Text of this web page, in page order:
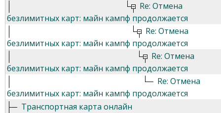
Re: Отмена
безлимитных карт: майн кампф продолжается
Re: Отмена
безлимитных карт: майн кампф продолжается
Re: Отмена
безлимитных карт: майн кампф продолжается
Re: Отмена
безлимитных карт: майн кампф продолжается
Транспортная карта онлайн